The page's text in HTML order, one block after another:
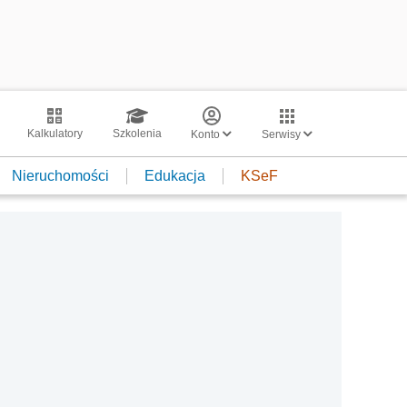
Kalkulatory Szkolenia Konto Serwisy
Nieruchomości Edukacja KSeF